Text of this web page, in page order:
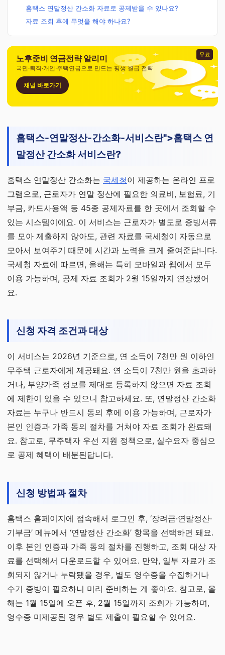
홈택스 연말정산 간소화 자료로 공제받을 수 있나요?
자료 조회 후에 무엇을 해야 하나요?
무료
노후준비 연금전략 알리미
국민·퇴직·개인·주택연금으로 만드는 평생 월급 전략
채널 바로가기
홈택스-연말정산-간소화-서비스란">홈택스 연
말정산 간소화 서비스란?
홈택스 연말정산 간소화는 국세청이 제공하는 온라인 프로
그램으로, 근로자가 연말 정산에 필요한 의료비, 보험료, 기
부금, 카드사용액 등 45종 공제자료를 한 곳에서 조회할 수
있는 시스템이에요. 이 서비스는 근로자가 별도로 증빙서류
를 모아 제출하지 않아도, 관련 자료를 국세청이 자동으로
모아서 보여주기 때문에 시간과 노력을 크게 줄여준답니다.
국세청 자료에 따르면, 올해는 특히 모바일과 웹에서 모두
이용 가능하며, 공제 자료 조회가 2월 15일까지 연장됐어
요.
신청 자격 조건과 대상
이 서비스는 2026년 기준으로, 연 소득이 7천만 원 이하인
무주택 근로자에게 제공돼요. 연 소득이 7천만 원을 초과하
거나, 부양가족 정보를 제대로 등록하지 않으면 자료 조회
에 제한이 있을 수 있으니 참고하세요. 또, 연말정산 간소화
자료는 누구나 반드시 동의 후에 이용 가능하며, 근로자가
본인 인증과 가족 동의 절차를 거쳐야 자료 조회가 완료돼
요. 참고로, 무주택자 우선 지원 정책으로, 실수요자 중심으
로 공제 혜택이 배분된답니다.
신청 방법과 절차
홈택스 홈페이지에 접속해서 로그인 후, ‘장려금·연말정산·
기부금’ 메뉴에서 ‘연말정산 간소화’ 항목을 선택하면 돼요.
이후 본인 인증과 가족 동의 절차를 진행하고, 조회 대상 자
료를 선택해서 다운로드할 수 있어요. 만약, 일부 자료가 조
회되지 않거나 누락됐을 경우, 별도 영수증을 수집하거나
수기 증빙이 필요하니 미리 준비하는 게 좋아요. 참고로, 올
해는 1월 15일에 오픈 후, 2월 15일까지 조회가 가능하며,
영수증 미제공된 경우 별도 제출이 필요할 수 있어요.